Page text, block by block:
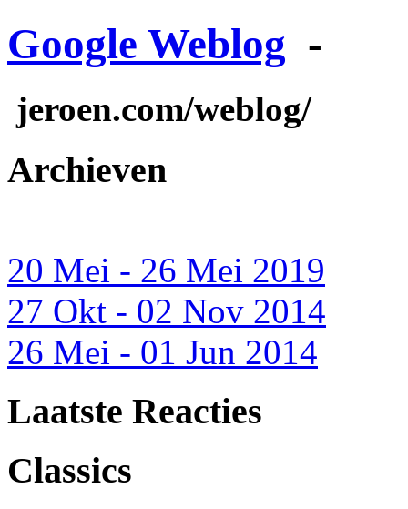
Google Weblog -
jeroen.com/weblog/
Archieven
20 Mei - 26 Mei 2019
27 Okt - 02 Nov 2014
26 Mei - 01 Jun 2014
Laatste Reacties
Classics